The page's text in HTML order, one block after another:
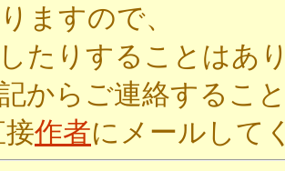
ますので、
たりすることはあ
からご連絡するこ
作者にメールして